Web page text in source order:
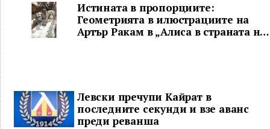
Истината в пропорциите:
Геометрията в илюстрациите на
Артър Ракам в „Алиса в страната на
Левски пречупи Кайрат в
последните секунди и взе аванс
преди реванша